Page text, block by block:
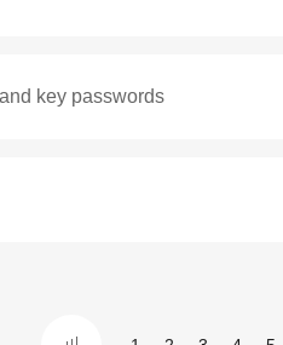
key passwords